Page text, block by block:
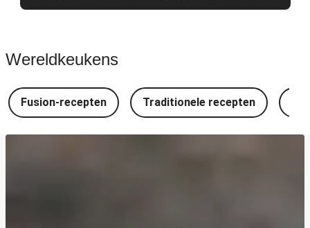
Wereldkeukens
Fusion-recepten Traditionele recepten